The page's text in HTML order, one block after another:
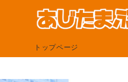
トップページ